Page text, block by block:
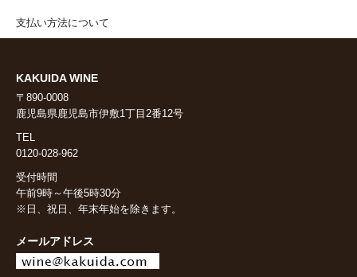
支払い方法について
KAKUIDA WINE
〒890-0008
鹿児島県鹿児島市伊敷1丁目2番12号
TEL
0120-028-962
受付時間
午前9時～午後5時30分
※日、祝日、年末年始を除きます。
メールアドレス